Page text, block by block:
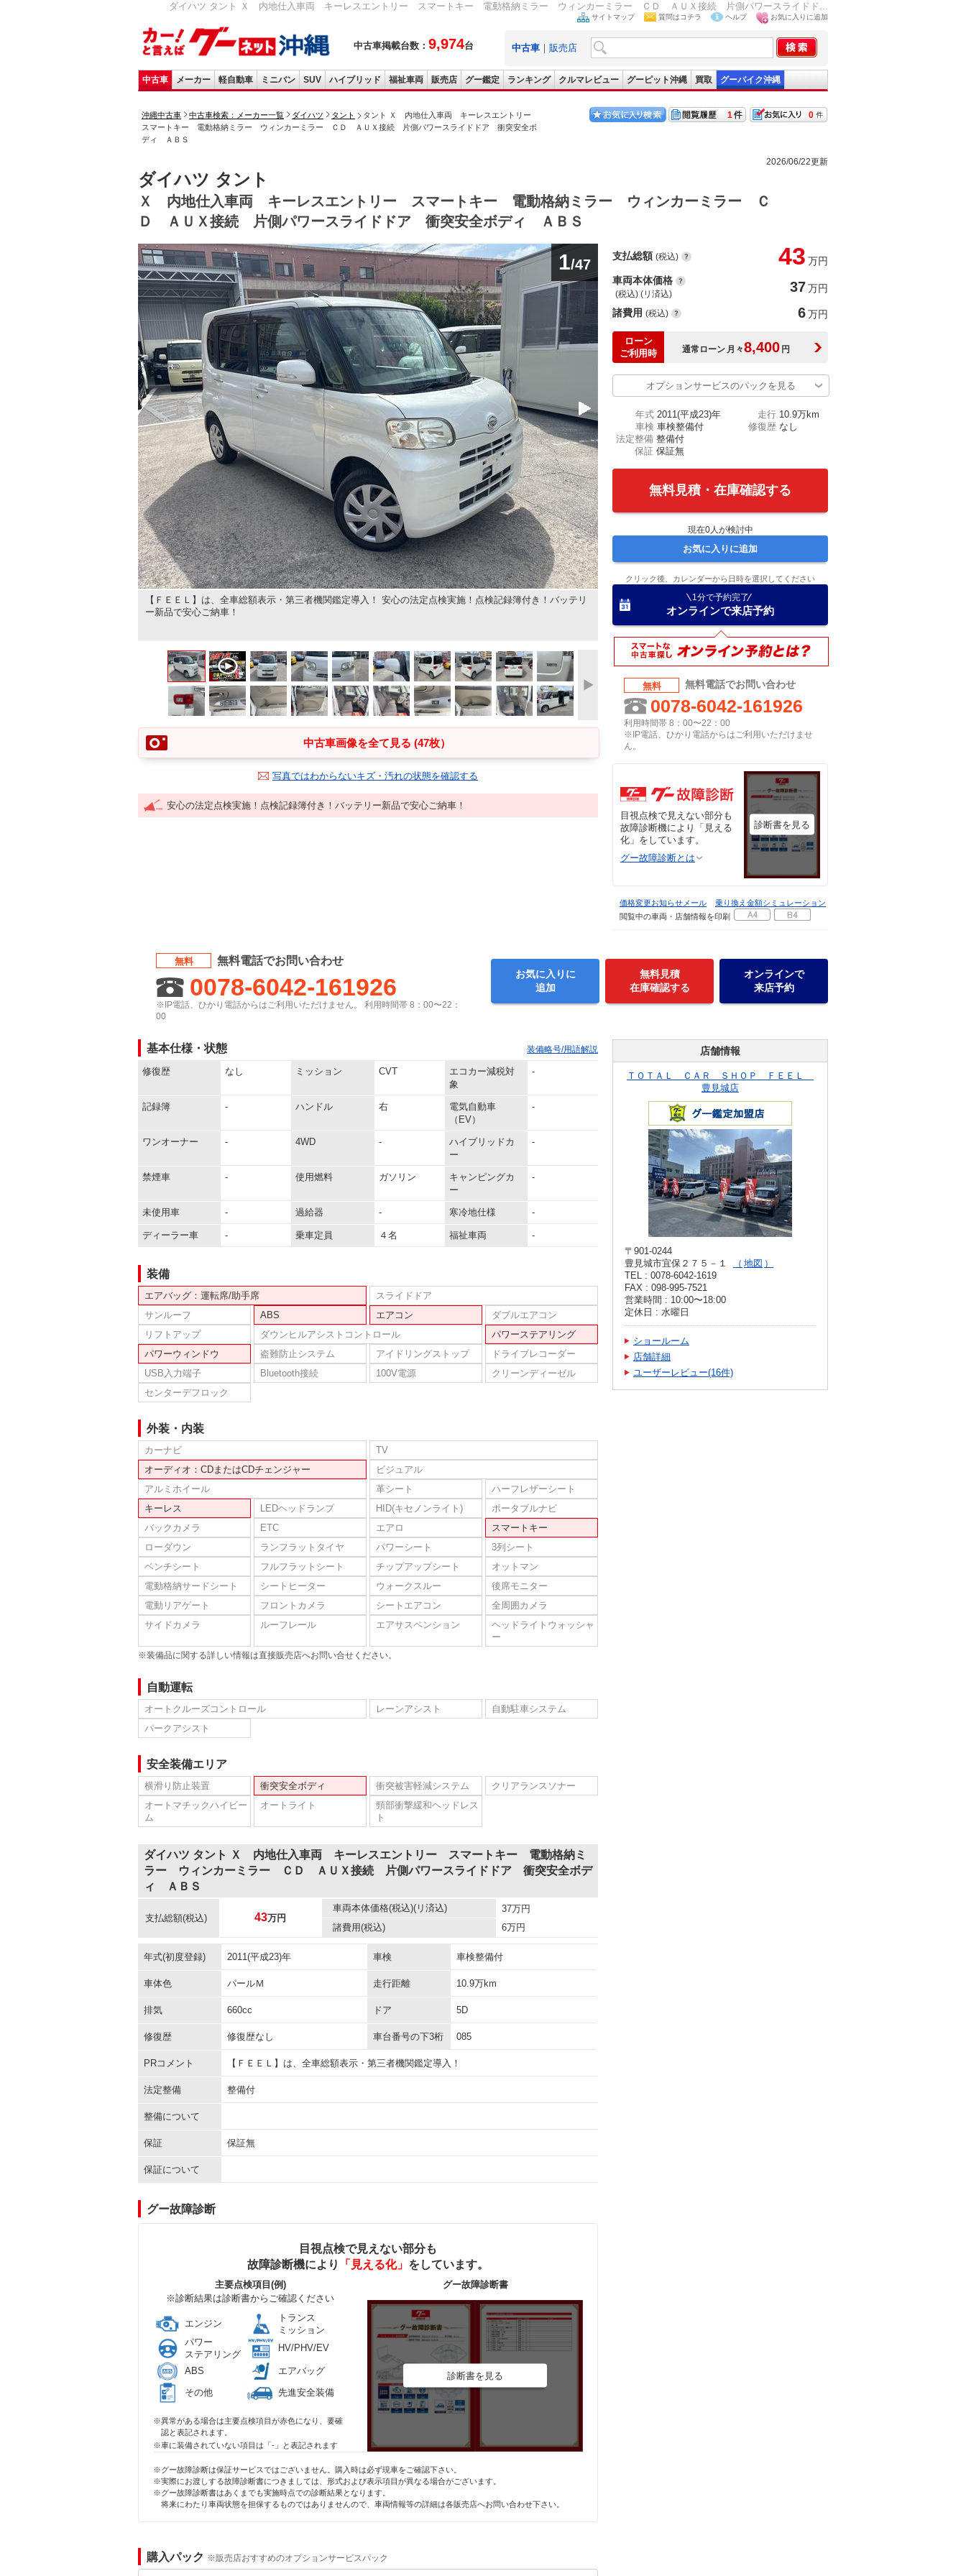
ダイハツ タント Ｘ 内地仕入車両 キーレスエントリー スマートキー 電動格納ミラー ウィンカーミラー ＣＤ ＡＵＸ接続 片側パワースライドド...
中古車掲載台数： 9,974台
サイトマップ 質問はコチラ ヘルプ お気に入りに追加
中古車 ｜ 販売店
中古車 メーカー 軽自動車 ミニバン SUV ハイブリッド 福祉車両 販売店 グー鑑定 ランキング クルマレビュー グーピット沖縄 買取 グーバイク沖縄
沖縄中古車 中古車検索：メーカー一覧 ダイハツ タント
タント Ｘ 内地仕入車両 キーレスエントリー
スマートキー 電動格納ミラー ウィンカーミラー ＣＤ ＡＵＸ接続 片側パワースライドドア 衝突安全ボ
ディ ＡＢＳ
0
1
2026/06/22更新
ダイハツ タント
Ｘ 内地仕入車両 キーレスエントリー スマートキー 電動格納ミラー ウィンカーミラー Ｃ
Ｄ ＡＵＸ接続 片側パワースライドドア 衝突安全ボディ ＡＢＳ
【ＦＥＥＬ】は、全車総額表示・第三者機関鑑定導入！ 安心の法定点検実施！点検記録簿付き！バッテリ
ー新品で安心ご納車！
1/47
中古車画像を全て見る (47枚）
写真ではわからないキズ・汚れの状態を確認する
安心の法定点検実施！点検記録簿付き！バッテリー新品で安心ご納車！
支払総額 (税込) 43 万円
車両本体価格
(税込) (リ済込) 37万円
諸費用 (税込) 6万円
ローン
ご利用時
通常ローン 月々8,400 円
オプションサービスのパックを見る
年式 2011(平成23)年 走行 10.9万km
車検 車検整備付 修復歴 なし
法定整備 整備付
保証 保証無
無料見積・在庫確認する
現在0人が検討中
お気に入りに追加
クリック後、カレンダーから日時を選択してください
1分で予約完了
オンラインで来店予約
無料 無料電話でお問い合わせ
0078-6042-161926
利用時間帯 8：00〜22：00
※IP電話、ひかり電話からはご利用いただけませ
ん。
目視点検で見えない部分も
故障診断機により「見える
化」をしています。
グー故障診断とは
診断書を見る
価格変更お知らせメール
乗り換え金額シミュレーション
閲覧中の車両・店舗情報を印刷
無料 無料電話でお問い合わせ
0078-6042-161926
※IP電話、ひかり電話からはご利用いただけません。 利用時間帯 8：00〜22：
00
お気に入りに
追加
無料見積
在庫確認する
オンラインで
来店予約
基本仕様・状態 装備略号/用語解説
修復歴 なし ミッション CVT
エコカー減税対
象
-
記録簿 - ハンドル 右
電気自動車
（EV）
-
ワンオーナー - 4WD -
ハイブリッドカ
ー
-
禁煙車 - 使用燃料 ガソリン
キャンピングカ
ー
-
未使用車 - 過給器 - 寒冷地仕様 -
ディーラー車 - 乗車定員 ４名 福祉車両 -
装備
エアバッグ：運転席/助手席
スライドドア
サンルーフ
ABS エアコン
ダブルエアコン
リフトアップ
ダウンヒルアシストコントロール
パワーステアリング
パワーウィンドウ
盗難防止システム アイドリングストップ
ドライブレコーダー
USB入力端子
Bluetooth接続 100V電源
クリーンディーゼル
センターデフロック
外装・内装
カーナビ
TV
オーディオ：CDまたはCDチェンジャー
ビジュアル
アルミホイール
革シート
ハーフレザーシート
キーレス
LEDヘッドランプ HID(キセノンライト)
ポータブルナビ
バックカメラ
ETC エアロ
スマートキー
ローダウン
ランフラットタイヤ パワーシート
3列シート
ベンチシート
フルフラットシート チップアップシート
オットマン
電動格納サードシート
シートヒーター ウォークスルー
後席モニター
電動リアゲート
フロントカメラ シートエアコン
全周囲カメラ
サイドカメラ
ルーフレール エアサスペンション
ヘッドライトウォッシャ
ー
※装備品に関する詳しい情報は直接販売店へお問い合せください。
自動運転
オートクルーズコントロール レーンアシスト
自動駐車システム
パークアシスト
安全装備エリア
横滑り防止装置 衝突安全ボディ 衝突被害軽減システム
クリアランスソナー
オートマチックハイビー
ム
オートライト
頸部衝撃緩和ヘッドレス
ト
ダイハツ タント Ｘ 内地仕入車両 キーレスエントリー スマートキー 電動格納ミ
ラー ウィンカーミラー ＣＤ ＡＵＸ接続 片側パワースライドドア 衝突安全ボデ
ィ ＡＢＳ
支払総額(税込) 43万円
車両本体価格(税込)(リ済込) 37万円
諸費用(税込) 6万円
年式(初度登録) 2011(平成23)年 車検 車検整備付
車体色 パールＭ 走行距離 10.9万km
排気 660cc ドア 5D
修復歴 修復歴なし 車台番号の下3桁 085
PRコメント 【ＦＥＥＬ】は、全車総額表示・第三者機関鑑定導入！
法定整備 整備付
整備について
保証 保証無
保証について
グー故障診断
目視点検で見えない部分も
故障診断機により
「見える化」 をしています。
主要点検項目(例)
※診断結果は診断書からご確認ください
エンジン
トランス
ミッション
パワー
ステアリング
HV/PHV/EV
ABS
エアバッグ
その他
先進安全装備
※異常がある場合は主要点検項目が赤色になり、要確
認と表記されます。
※車に装備されていない項目は「-」と表記されます
グー故障診断書
診断書を見る
※グー故障診断は保証サービスではございません。購入時は必ず現車をご確認下さい。
※実際にお渡しする故障診断書につきましては、形式および表示項目が異なる場合がございます。
※グー故障診断書はあくまでも実施時点での診断結果となります。
将来にわたり車両状態を担保するものではありませんので、車両情報等の詳細は各販売店へお問い合わせ下さい。
購入パック ※販売店おすすめのオプションサービスパック
店舗情報
ＴＯＴＡＬ ＣＡＲ ＳＨＯＰ ＦＥＥＬ
豊見城店
〒901-0244
豊見城市宜保２７５－１
地図
TEL : 0078-6042-1619
FAX : 098-995-7521
営業時間 : 10:00〜18:00
定休日 : 水曜日
ショールーム
店舗詳細
ユーザーレビュー(16件)